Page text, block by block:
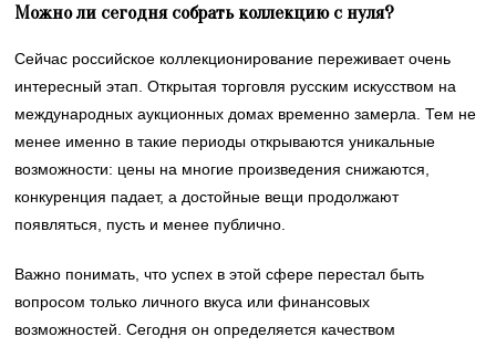
Можно ли сегодня собрать коллекцию с нуля?
Сейчас российское коллекционирование переживает очень
интересный этап. Открытая торговля русским искусством на
международных аукционных домах временно замерла. Тем не
менее именно в такие периоды открываются уникальные
возможности: цены на многие произведения снижаются,
конкуренция падает, а достойные вещи продолжают
появляться, пусть и менее публично.
Важно понимать, что успех в этой сфере перестал быть
вопросом только личного вкуса или финансовых
возможностей. Сегодня он определяется качеством